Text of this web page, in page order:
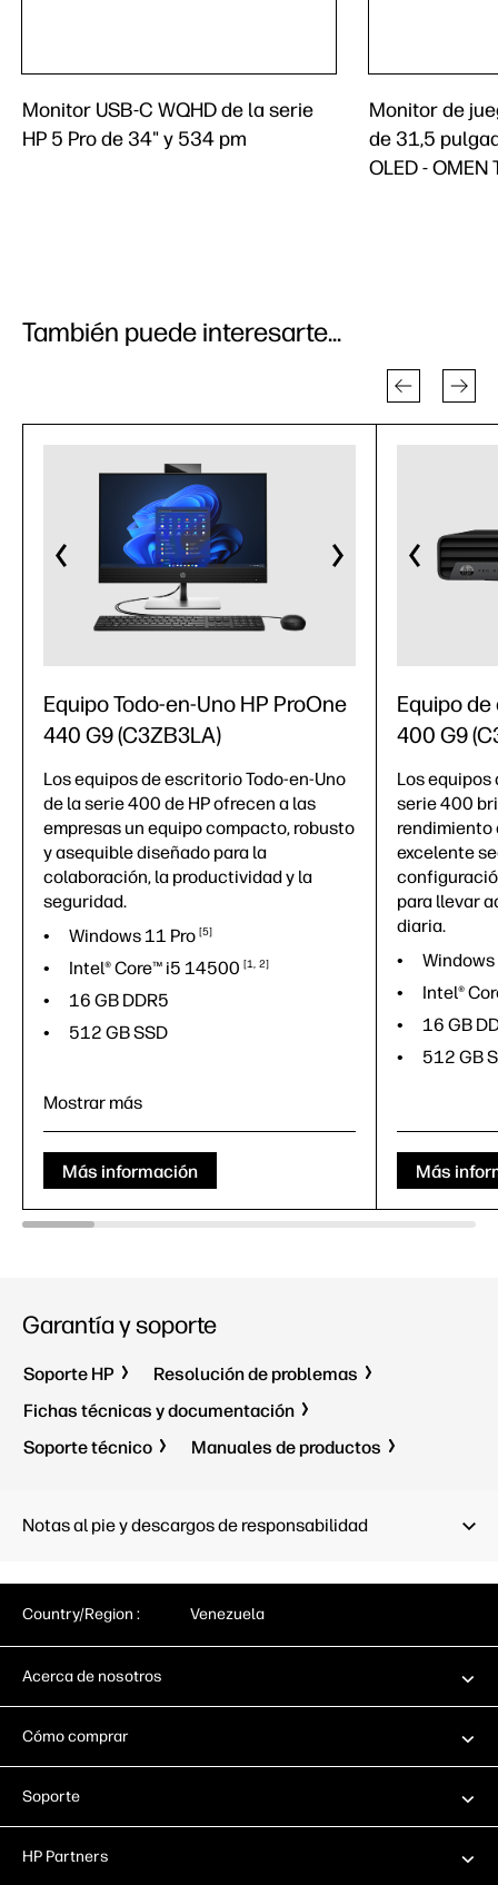
Monitor USB-C WQHD de la serie
HP 5 Pro de 34" y 534 pm
Monitor de
de 31,5
OLED -
También puede interesarte...
Equipo Todo-en-Uno HP ProOne
440 G9 (C3ZB3LA)
Los equipos de escritorio Todo-en-Uno
de la serie 400 de HP ofrecen a las
empresas un equipo compacto, robusto
y asequible diseñado para la
colaboración, la productividad y la
seguridad.
Windows 11 Pro 5
Intel® Core™ i5 14500 1 2
16 GB DDR5
512 GB SSD
Intel® Core™ i514500
16 GB DDR5
512 GB SSD
23.8" FHD
Mostrar más
Más información
Equipo
400 G9
Los equipos
serie 400
rendimiento
excelente
para llevar
diaria.
Intel®
16 GB
512 GB
Más
Garantía y soporte
Soporte HP
Resolución de problemas
Fichas técnicas y documentación
Soporte técnico
Manuales de productos
Notas al pie y descargos de responsabilidad
Country/Region : Venezuela
Acerca de nosotros
Cómo comprar
Soporte
HP Partners